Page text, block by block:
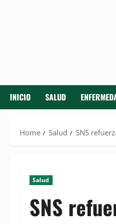
INICIO SALUD
Home Salud SNS
Salud
SNS